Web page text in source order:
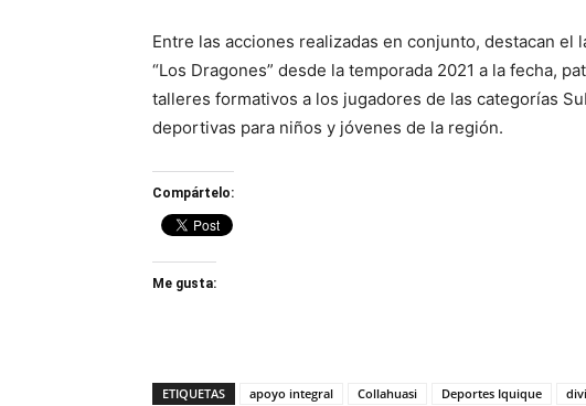
Entre las acciones realizadas en conjunto, destacan el
“Los Dragones” desde la temporada 2021 a la fecha,
talleres formativos a los jugadores de las categorías
deportivas para niños y jóvenes de la región.
Compártelo:
Me gusta:
ETIQUETAS apoyo integral Collahuasi Deportes Iquique